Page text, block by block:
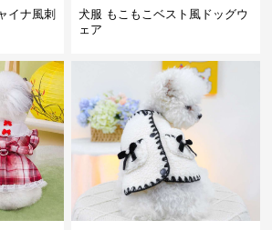
イナ風刺
犬服 もこもこベスト風ドッグウ
ェア